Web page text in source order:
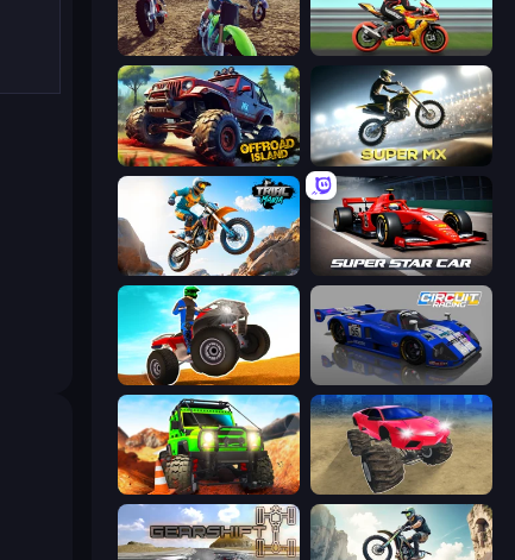
MotoCross Riders Super Bike The Champion
Offroad Island Super MX - Last Season
Trial Mania Super Star Car
ATV Ultimate Offroad Circuit Racing
Offroad Life 3D